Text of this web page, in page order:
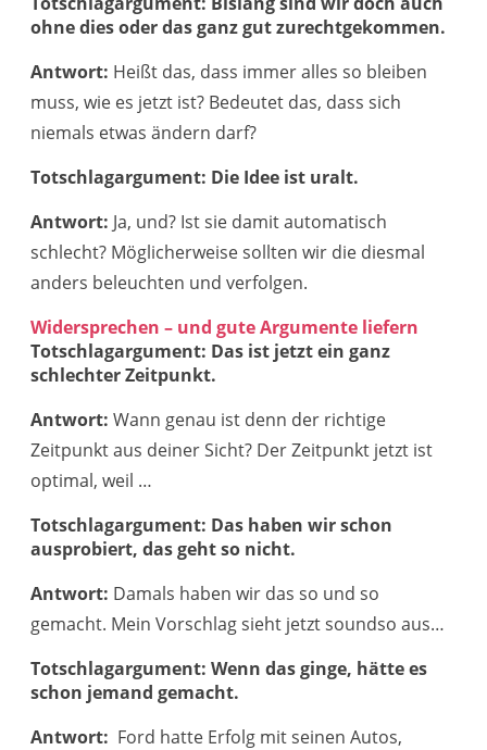
ohne dies oder das ganz gut zurechtgekommen.
Antwort: Heißt das, dass immer alles so bleiben
muss, wie es jetzt ist? Bedeutet das, dass sich
niemals etwas ändern darf?
Totschlagargument: Die Idee ist uralt.
Antwort: Ja, und? Ist sie damit automatisch
schlecht? Möglicherweise sollten wir die diesmal
anders beleuchten und verfolgen.
Widersprechen – und gute Argumente liefern
Totschlagargument: Das ist jetzt ein ganz
schlechter Zeitpunkt.
Antwort: Wann genau ist denn der richtige
Zeitpunkt aus deiner Sicht? Der Zeitpunkt jetzt ist
optimal, weil …
Totschlagargument: Das haben wir schon
ausprobiert, das geht so nicht.
Antwort: Damals haben wir das so und so
gemacht. Mein Vorschlag sieht jetzt soundso aus…
Totschlagargument: Wenn das ginge, hätte es
schon jemand gemacht.
Antwort: Ford hatte Erfolg mit seinen Autos,